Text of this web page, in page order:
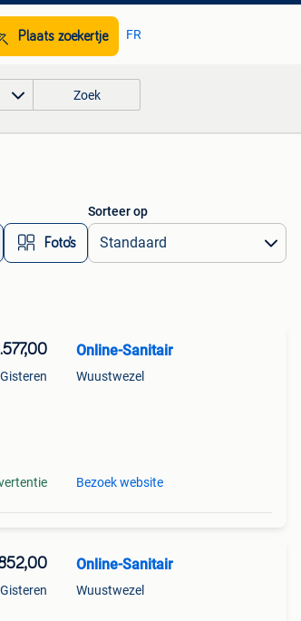
Plaats zoekertje FR
Zoek
Foto’s
Sorteer op
Gisteren
Online-Sanitair
Wuustwezel
Bezoek website
Gisteren
Online-Sanitair
Wuustwezel